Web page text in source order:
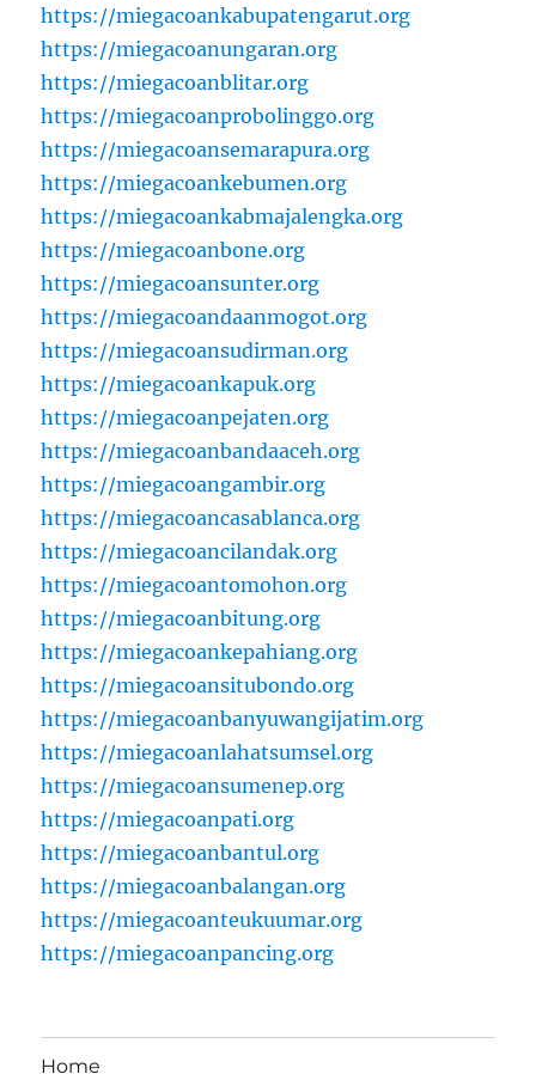
https://miegacoankabupatengarut.org
https://miegacoanungaran.org
https://miegacoanblitar.org
https://miegacoanprobolinggo.org
https://miegacoansemarapura.org
https://miegacoankebumen.org
https://miegacoankabmajalengka.org
https://miegacoanbone.org
https://miegacoansunter.org
https://miegacoandaanmogot.org
https://miegacoansudirman.org
https://miegacoankapuk.org
https://miegacoanpejaten.org
https://miegacoanbandaaceh.org
https://miegacoangambir.org
https://miegacoancasablanca.org
https://miegacoancilandak.org
https://miegacoantomohon.org
https://miegacoanbitung.org
https://miegacoankepahiang.org
https://miegacoansitubondo.org
https://miegacoanbanyuwangijatim.org
https://miegacoanlahatsumsel.org
https://miegacoansumenep.org
https://miegacoanpati.org
https://miegacoanbantul.org
https://miegacoanbalangan.org
https://miegacoanteukuumar.org
https://miegacoanpancing.org
Home